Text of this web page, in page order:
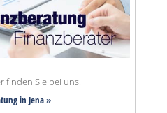
finden Sie bei uns.
in Jena »